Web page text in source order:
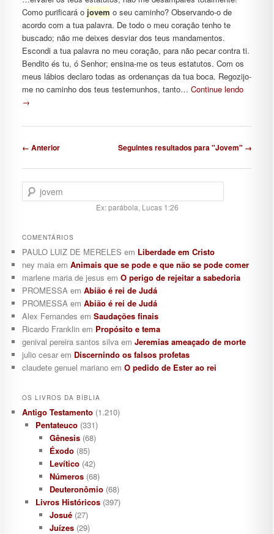
Como purificará o jovem o seu caminho? Observando-o de
acordo com a tua palavra. De todo o meu coração tenho te
buscado; não me deixes desviar dos teus mandamentos.
Escondi a tua palavra no meu coração, para não pecar contra ti.
Bendito és tu, ó Senhor; ensina-me os teus estatutos. Com os
meus lábios declaro todas as ordenanças da tua boca. Regozijo-
me no caminho dos teus testemunhos, tanto… Continue lendo
→
Navegação de posts Seguintes resultados para "Jovem" →
← Anterior
Pesquisar
Ex: parábola, Lucas 1:26
COMENTÁRIOS
PAULO LUIZ DE MERELES em Liberdade em Cristo
ney maiaem Animais que se pode e que não se pode comer
marlene maria de jesus em O perigo de rejeitar a sabedoria
PROMESSAem Abião é rei de Judá
PROMESSAem Abião é rei de Judá
Alex Fernandes em Saudações finais
Ricardo Franklinem Propósito e tema
genival pereira santos silvaem Jeremias ameaçado de morte
julio cesarem Discernindo os falsos profetas
claudete genuel marianoem O pedido de Ester ao rei
OS LIVROS DA BÍBLIA
Antigo Testamento(1.210)
Pentateuco (331)
Gênesis(68)
Éxodo(85)
Levítico(42)
Números(68)
Deuteronômio(68)
Livros Históricos (397)
Josué(27)
Juízes(29)